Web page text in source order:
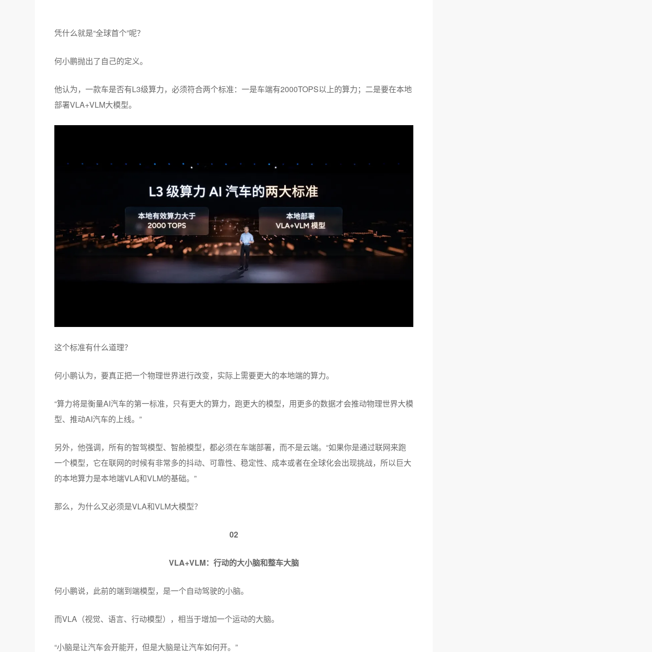
凭什么就是“全球首个”呢？
何小鹏抛出了自己的定义。
他认为，一款车是否有L3级算力，必须符合两个标准：一是车端有2000TOPS以上的算力；二是要在本地
部署VLA+VLM大模型。
这个标准有什么道理？
何小鹏认为，要真正把一个物理世界进行改变，实际上需要更大的本地端的算力。
“算力将是衡量AI汽车的第一标准，只有更大的算力，跑更大的模型，用更多的数据才会推动物理世界大模
型、推动AI汽车的上线。”
另外，他强调，所有的智驾模型、智舱模型，都必须在车端部署，而不是云端。“如果你是通过联网来跑
一个模型，它在联网的时候有非常多的抖动、可靠性、稳定性、成本或者在全球化会出现挑战，所以巨大
的本地算力是本地端VLA和VLM的基础。”
那么，为什么又必须是VLA和VLM大模型？
02
VLA+VLM：行动的大小脑和整车大脑
何小鹏说，此前的端到端模型，是一个自动驾驶的小脑。
而VLA（视觉、语言、行动模型），相当于增加一个运动的大脑。
“小脑是让汽车会开能开，但是大脑是让汽车如何开。”